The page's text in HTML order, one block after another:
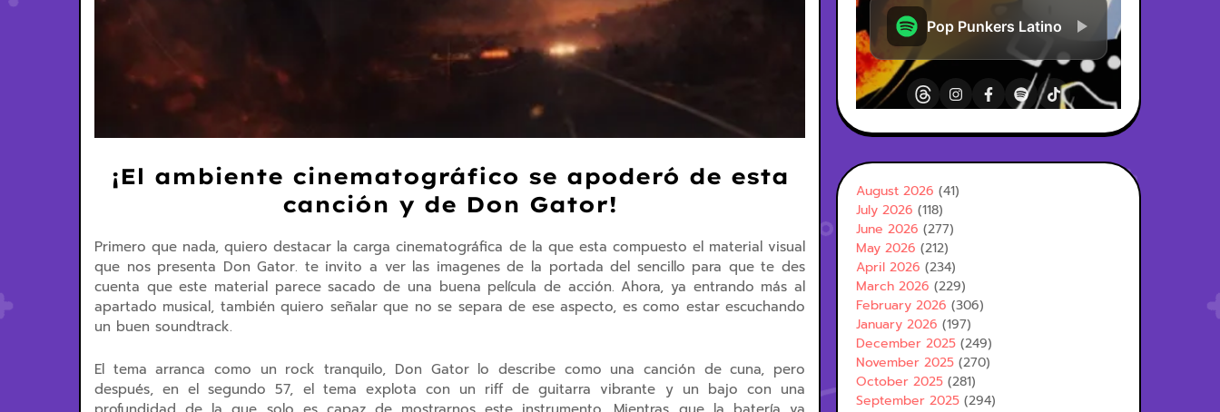
¡El ambiente cinematográfico se apoderó de esta
canción y de Don Gator!
Primero que nada, quiero destacar la carga cinematográfica de la que esta compuesto el material visual
que nos presenta Don Gator. te invito a ver las imagenes de la portada del sencillo para que te des
cuenta que este material parece sacado de una buena película de acción. Ahora, ya entrando más al
apartado musical, también quiero señalar que no se separa de ese aspecto, es como estar escuchando
un buen soundtrack.
El tema arranca como un rock tranquilo, Don Gator lo describe como una canción de cuna, pero
después, en el segundo 57, el tema explota con un riff de guitarra vibrante y un bajo con una
August 2026 (41)
July 2026 (118)
June 2026 (277)
May 2026 (212)
April 2026 (234)
March 2026 (229)
February 2026 (306)
January 2026 (197)
December 2025 (249)
November 2025 (270)
October 2025 (281)
September 2025 (294)